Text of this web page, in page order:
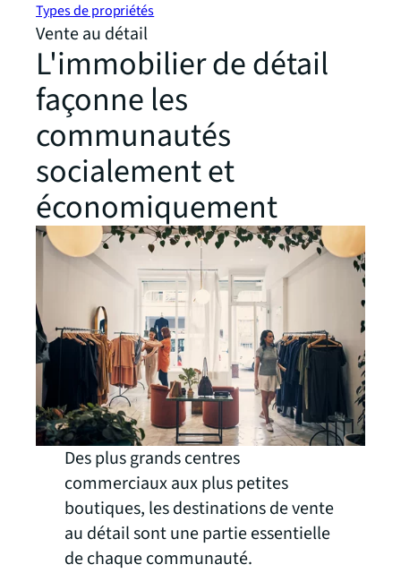
Types de propriétés
Vente au détail
L'immobilier de détail
façonne les
communautés
socialement et
économiquement
Des plus grands centres
commerciaux aux plus petites
boutiques, les destinations de vente
au détail sont une partie essentielle
de chaque communauté.